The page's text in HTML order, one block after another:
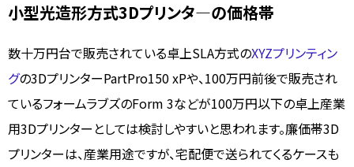
小型光造形方式3Dプリンタ―の価格帯
数十万円台で販売されている卓上SLA方式のXYZプリンティン
グの3DプリンターPartPro150 xPや、100万円前後で販売され
ているフォームラブズのForm 3などが100万円以下の卓上産業
用3Dプリンターとしては検討しやすいと思われます。廉価帯3D
プリンターは、産業用途ですが、宅配便で送られてくるケースも